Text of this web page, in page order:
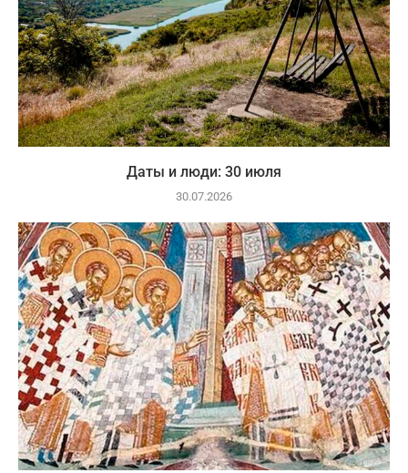
Даты и люди: 30 июля
30.07.2026